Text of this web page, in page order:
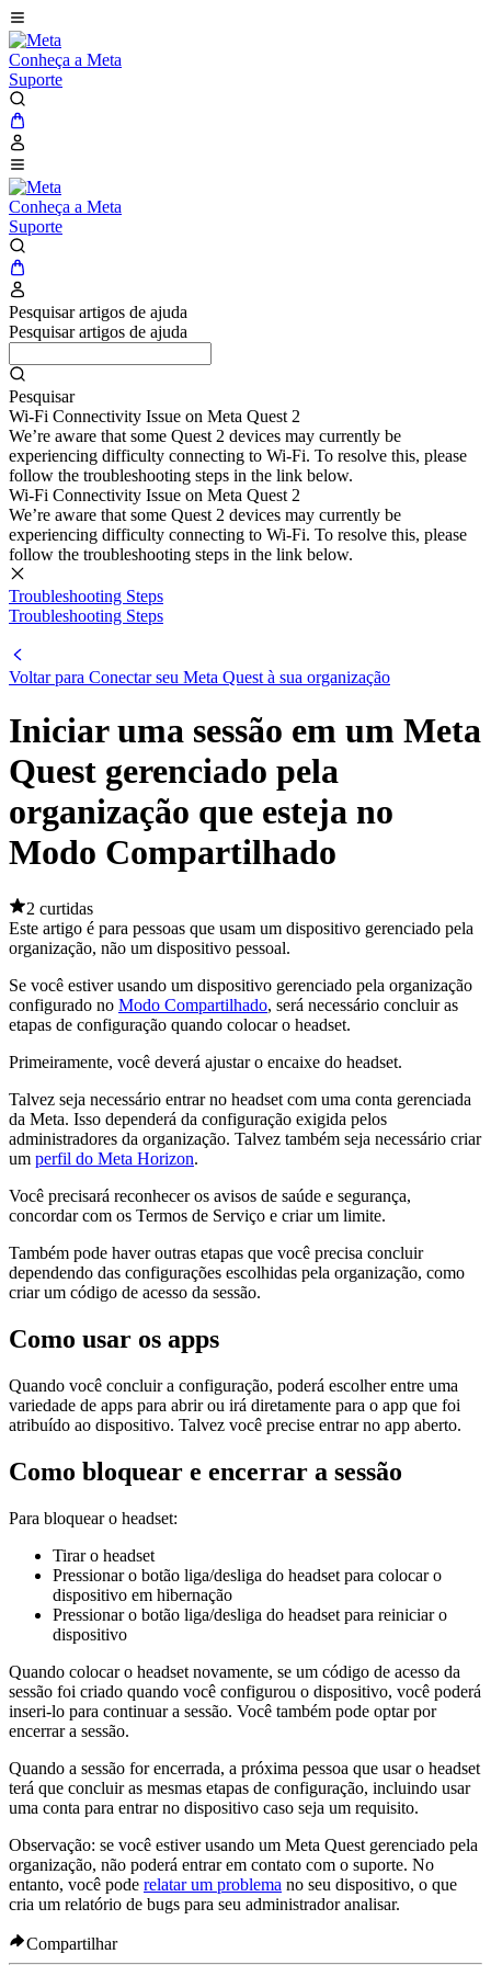
Conheça a Meta
Suporte
Conheça a Meta
Suporte
Pesquisar artigos de ajuda
Pesquisar artigos de ajuda
Pesquisar
Wi-Fi Connectivity Issue on Meta Quest 2
We’re aware that some Quest 2 devices may currently be
experiencing difficulty connecting to Wi-Fi. To resolve this, please
follow the troubleshooting steps in the link below.
Wi-Fi Connectivity Issue on Meta Quest 2
We’re aware that some Quest 2 devices may currently be
experiencing difficulty connecting to Wi-Fi. To resolve this, please
follow the troubleshooting steps in the link below.
Troubleshooting Steps
Troubleshooting Steps
Voltar para Conectar seu Meta Quest à sua organização
Iniciar uma sessão em um Meta
Quest gerenciado pela
organização que esteja no
Modo Compartilhado
2 curtidas
Este artigo é para pessoas que usam um dispositivo gerenciado pela
organização, não um dispositivo pessoal.
Se você estiver usando um dispositivo gerenciado pela organização
configurado no Modo Compartilhado, será necessário concluir as
etapas de configuração quando colocar o headset.
Primeiramente, você deverá ajustar o encaixe do headset.
Talvez seja necessário entrar no headset com uma conta gerenciada
da Meta. Isso dependerá da configuração exigida pelos
administradores da organização. Talvez também seja necessário criar
um perfil do Meta Horizon.
Você precisará reconhecer os avisos de saúde e segurança,
concordar com os Termos de Serviço e criar um limite.
Também pode haver outras etapas que você precisa concluir
dependendo das configurações escolhidas pela organização, como
criar um código de acesso da sessão.
Como usar os apps
Quando você concluir a configuração, poderá escolher entre uma
variedade de apps para abrir ou irá diretamente para o app que foi
atribuído ao dispositivo. Talvez você precise entrar no app aberto.
Como bloquear e encerrar a sessão
Para bloquear o headset:
Tirar o headset
Pressionar o botão liga/desliga do headset para colocar o
dispositivo em hibernação
Pressionar o botão liga/desliga do headset para reiniciar o
dispositivo
Quando colocar o headset novamente, se um código de acesso da
sessão foi criado quando você configurou o dispositivo, você poderá
inseri-lo para continuar a sessão. Você também pode optar por
encerrar a sessão.
Quando a sessão for encerrada, a próxima pessoa que usar o headset
terá que concluir as mesmas etapas de configuração, incluindo usar
uma conta para entrar no dispositivo caso seja um requisito.
Observação: se você estiver usando um Meta Quest gerenciado pela
organização, não poderá entrar em contato com o suporte. No
entanto, você pode relatar um problema no seu dispositivo, o que
cria um relatório de bugs para seu administrador analisar.
Compartilhar